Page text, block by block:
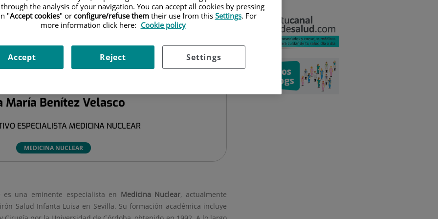
BENÍTEZ VELASCO
María Benítez Velasco
ESPECIALISTA MEDICINA NUCLEAR
MEDICINA NUCLEAR
es una eminente especialista en Medicina Nuclear, actualmente
Salud Infanta Luisa en Sevilla. Su formación académica incluye
the analysis of your navigation. You can accept all cookies by pressing
"Accept cookies" or configure/refuse themtheir use from this Settings. For
more information click here: Cookie policy
Settings
Reject
Accept